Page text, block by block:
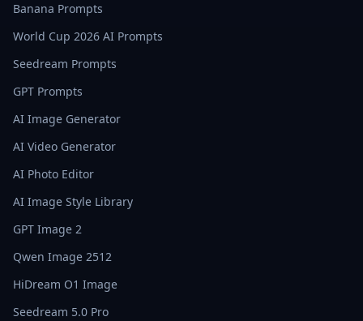
Banana Prompts
World Cup 2026 AI Prompts
Seedream Prompts
GPT Prompts
AI Image Generator
AI Video Generator
AI Photo Editor
AI Image Style Library
GPT Image 2
Qwen Image 2512
HiDream O1 Image
Seedream 5.0 Pro